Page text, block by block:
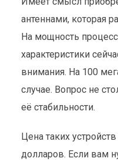
ЧТО
Мероприятия 13
антеннами, которая
На мощность
характеристики
внимания. На 100
случае. Вопрос не
её стабильности.
Цена таких
долларов. Если вам